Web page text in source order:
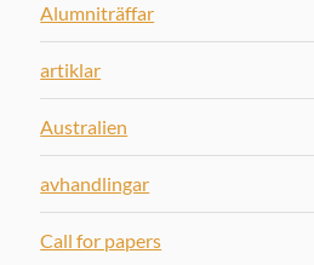
Alumniträffar
artiklar
Australien
avhandlingar
Call for papers